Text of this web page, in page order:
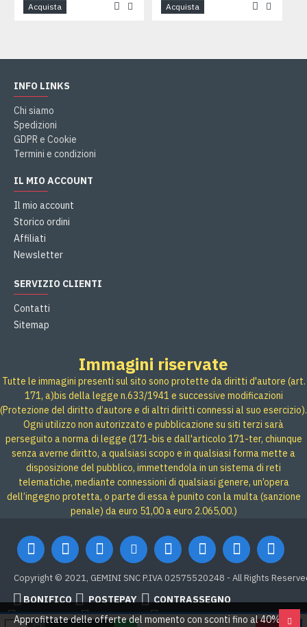
Acquista Acquista
INFO LINKS
Chi siamo
Spedizioni
GDPR e Cookie
Termini e condizioni
IL MIO ACCOUNT
Il mio account
Storico ordini
Affiliati
Newsletter
SERVIZIO CLIENTI
Contatti
Sitemap
Immagini riservate
Tutte le immagini presenti sul sito sono protette da diritti d'autore (art.
171, a)bis della legge n.633/1941 e successive modificazioni
(Protezione del diritto d’autore e di altri diritti connessi al suo esercizio).
Ogni utilizzo non autorizzato e pubblicazione su siti terzi sarà
perseguito a norma di legge (171-bis e dall'articolo 171-ter, chiunque
senza averne diritto, a qualsiasi scopo e in qualsiasi forma mette a
disposizione del pubblico, immettendola in un sistema di reti
telematiche, mediante connessioni di qualsiasi genere, un’opera
dell’ingegno protetta, o parte di essa è punito con la multa (sanzione
penale) da euro 51,00 a euro 2.065,00.)
Copyright © 2021, GEMINI SNC P.IVA 02575520248 - All Rights
BONIFICO POSTEPAY
CONTRASSEGNO
Credit card
Google Pay PAYPAL
Approfittate delle offerte del momento con sconti fino al 40% su